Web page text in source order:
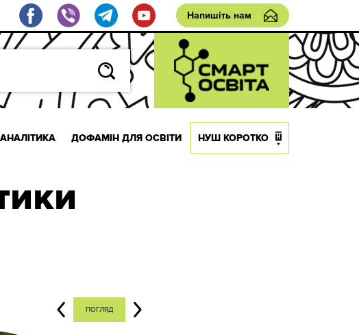
Напишіть нам
АНАЛІТИКА ДОФАМІН ДЛЯ ОСВІТИ НУШ КОРОТКО
ПОГЛЯД